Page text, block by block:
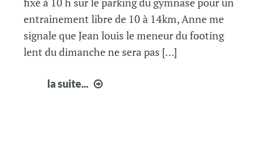
entrainement libre de 10 à 14km, Anne me
signale que Jean louis le meneur du footing
lent du dimanche ne sera pas […]
la suite...